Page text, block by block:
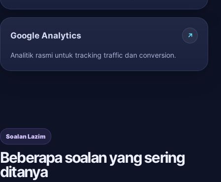
Google Analytics
Analitik rasmi untuk tracking traffic dan conversion.
Soalan Lazim
Beberapa soalan yang sering
ditanya